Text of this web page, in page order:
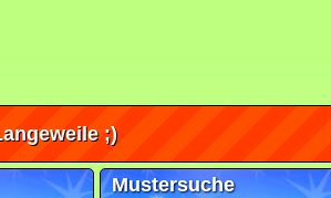
;)
Mustersuche